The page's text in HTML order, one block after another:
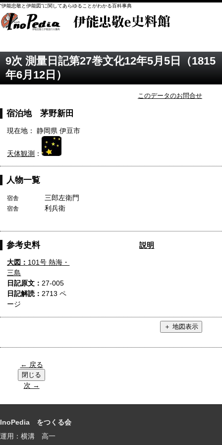
“伊能忠敬と伊能図”に関してあらゆることがわかる百科事典
9次 測量日記第27巻文化12年5月5日（1815
年6月12日）
このデータのお問合せ
宿泊地 茅野新田
現在地： 静岡県 伊豆市
天体観測 ：
人物一覧
宿舎 三郎左衛門
宿舎 利兵衛
参考史料 説明
大図： 101号 熱海・
三島
日記原文：27-005
日記解読：2713 ペ
ージ
← 戻る
次 →
InoPedia をつくる会
運用：横溝 高一